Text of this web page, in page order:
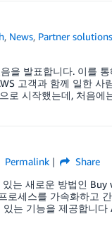
, News, Partner solutions
을 발표합니다. 이를
고객과 함께 일한 사
로 시작했는데, 처음
Permalink
Share
는 새로운 방법인 Buy
로세스를 가속화하고
는 기능을 제공합니다